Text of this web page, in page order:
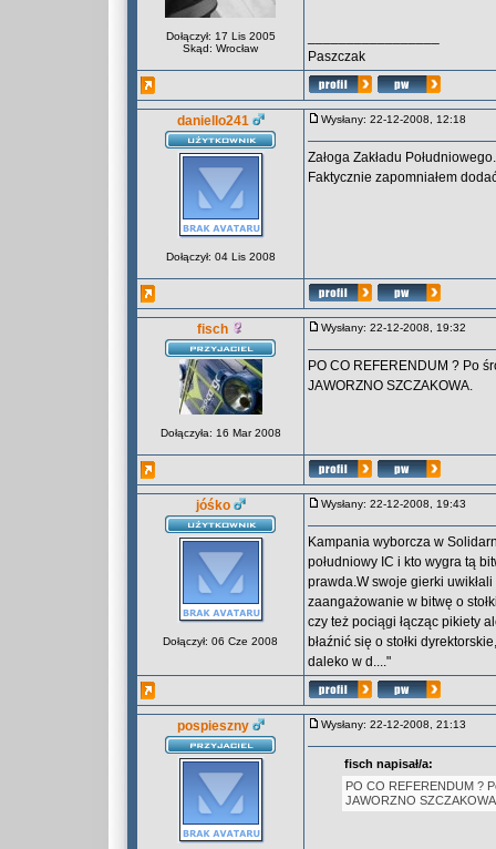
Dołączył: 17 Lis 2005
Skąd: Wrocław
Paszczak
daniello241
Dołączył: 04 Lis 2008
Wysłany: 22-12-2008, 12:18
Załoga Zakładu
Faktycznie zapomniałem
fisch
Dołączyła: 16 Mar 2008
Wysłany: 22-12-2008, 19:32
PO CO REFERENDUM ? Po
JAWORZNO SZCZAKOWA.
jóśko
Dołączył: 06 Cze 2008
Wysłany: 22-12-2008, 19:43
Kampania wyborcza w
południowy IC i kto wygra tą
prawda.W swoje gierki
zaangażowanie w bitwę o
czy też pociągi łącząc pikiety
błaźnić się o stołki
daleko w d...."
pospieszny Wysłany: 22-12-2008, 21:13
fisch napisał/a:
PO CO REFERENDUM ?
JAWORZNO